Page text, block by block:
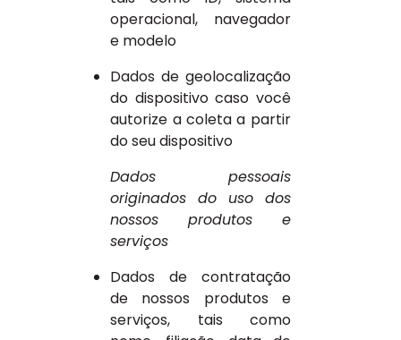
operacional, navegador
e modelo
Dados de geolocalização
do dispositivo caso você
autorize a coleta a partir
do seu dispositivo
Dados pessoais
originados do uso dos
nossos produtos e
serviços
Dados de contratação
de nossos produtos e
serviços, tais como